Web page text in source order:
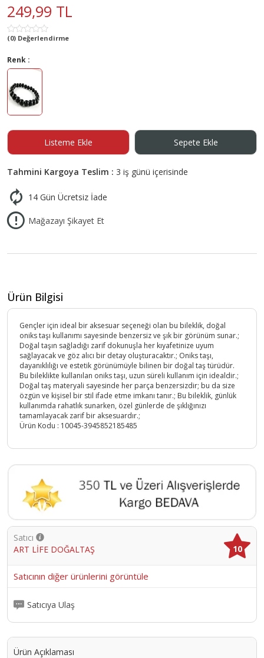
249,99 TL
(0) Değerlendirme
Renk :
Listeme Ekle Sepete Ekle
Tahmini Kargoya Teslim : 3 iş günü içerisinde
14 Gün Ücretsiz İade
Mağazayı Şikayet Et
Ürün Bilgisi
Gençler için ideal bir aksesuar seçeneği olan bu bileklik, doğal
oniks taşı kullanımı sayesinde benzersiz ve şık bir görünüm sunar.;
Doğal taşın sağladığı zarif dokunuşla her kıyafetinize uyum
sağlayacak ve göz alıcı bir detay oluşturacaktır.; Oniks taşı,
dayanıklılığı ve estetik görünümüyle bilinen bir doğal taş türüdür.
Bu bileklikte kullanılan oniks taşı, uzun süreli kullanım için idealdir.;
Doğal taş materyali sayesinde her parça benzersizdir; bu da size
özgün ve kişisel bir stil ifade etme imkanı tanır.; Bu bileklik, günlük
kullanımda rahatlık sunarken, özel günlerde de şıklığınızı
tamamlayacak zarif bir aksesuardır.;
Ürün Kodu : 10045-3945852185485
Satıcı
ART LİFE DOĞALTAŞ
10
Satıcının diğer ürünlerini görüntüle
Satıcıya Ulaş
Ürün Açıklaması